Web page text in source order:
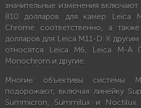
значительные изменения
810 долларов для камер Leica
Chrome соответственно, а
долларов для Leica M11-D. К
относятся Leica M6, Leica M-A
Monochrom и другие.
Многие объективы системы
подорожают, включая линейку
Summicron, Summilux и Noctilux.